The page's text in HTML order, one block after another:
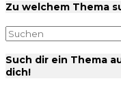
Zu welchem Thema
Such dir ein Thema
dich!